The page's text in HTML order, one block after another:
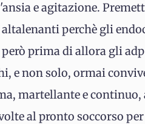
e agitazione.
perchè gli
prima di allora gli
e non solo, ormai
martellante e
al pronto soccorso